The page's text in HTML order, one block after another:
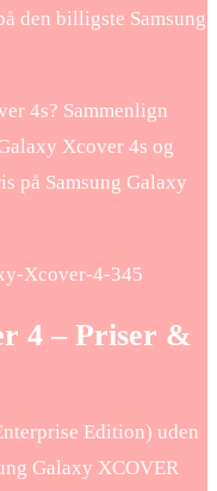
den billigste Samsung
4s? Sammenlign
Xcover 4s og
på Samsung Galaxy
Xcover-4-345
4 – Priser &
Edition) uden
Galaxy XCOVER